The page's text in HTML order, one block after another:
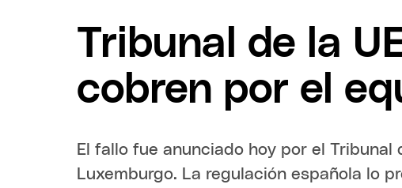
Tribunal de la
cobren por el
El fallo fue anunciado hoy por el Tribunal
Luxemburgo. La regulación española lo